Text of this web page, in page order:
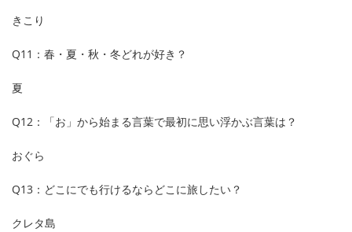
きこり
Q11：春・夏・秋・冬どれが好き？
夏
Q12：「お」から始まる言葉で最初に思い浮かぶ言葉は？
おぐら
Q13：どこにでも行けるならどこに旅したい？
クレタ島